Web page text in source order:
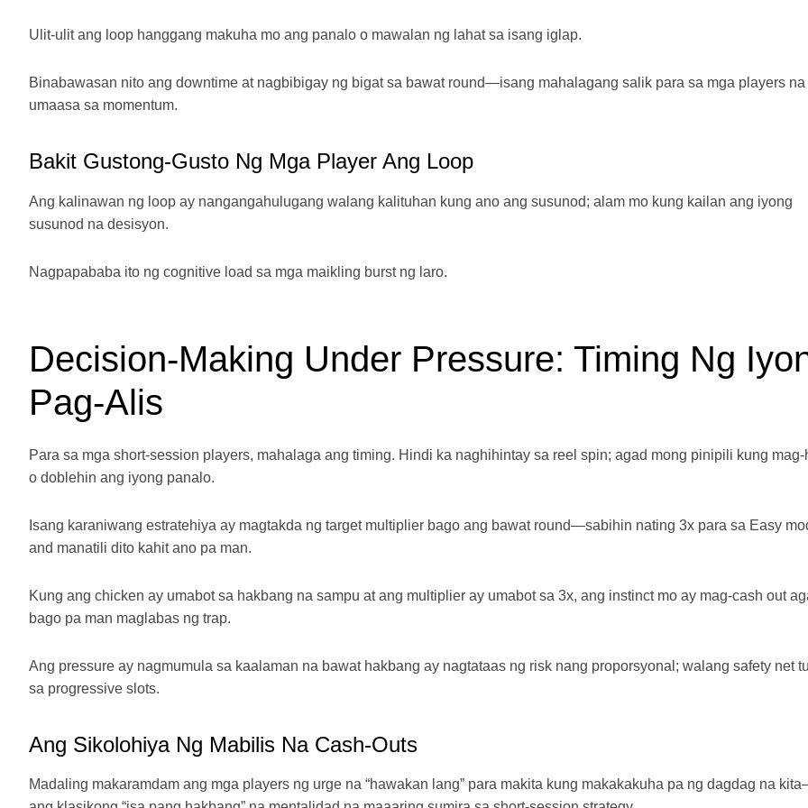
Ulit-ulit ang loop hanggang makuha mo ang panalo o mawalan ng lahat sa isang iglap.
Binabawasan nito ang downtime at nagbibigay ng bigat sa bawat round—isang mahalagang salik para sa mga players na
umaasa sa momentum.
Bakit Gustong-Gusto Ng Mga Player Ang Loop
Ang kalinawan ng loop ay nangangahulugang walang kalituhan kung ano ang susunod; alam mo kung kailan ang iyong
susunod na desisyon.
Nagpapababa ito ng cognitive load sa mga maikling burst ng laro.
Decision‑Making Under Pressure: Timing Ng
Pag-Alis
Para sa mga short‑session players, mahalaga ang timing. Hindi ka naghihintay sa reel spin; agad mong pinipili kung
o doblehin ang iyong panalo.
Isang karaniwang estratehiya ay magtakda ng target multiplier bago ang bawat round—sabihin nating 3x para sa Easy
and manatili dito kahit ano pa man.
Kung ang chicken ay umabot sa hakbang na sampu at ang multiplier ay umabot sa 3x, ang instinct mo ay mag-cash out
bago pa man maglabas ng trap.
Ang pressure ay nagmumula sa kaalaman na bawat hakbang ay nagtataas ng risk nang proporsyonal; walang safety net
sa progressive slots.
Ang Sikolohiya Ng Mabilis Na Cash‑Outs
Madaling makaramdam ang mga players ng urge na “hawakan lang” para makita kung makakakuha pa ng dagdag na